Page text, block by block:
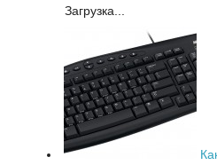
Загрузка...